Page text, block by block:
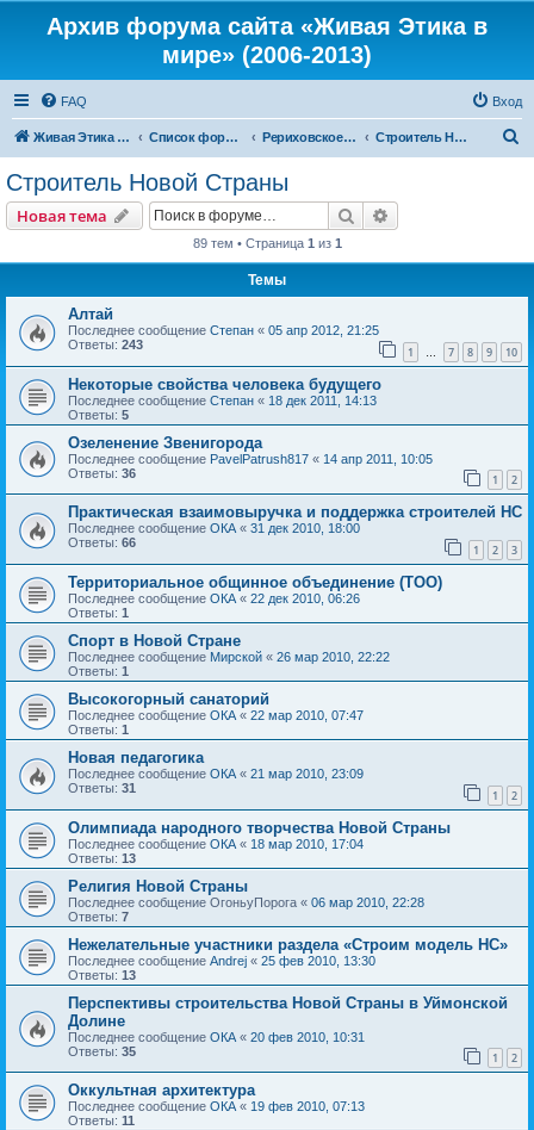
Архив форума сайта «Живая Этика в
мире» (2006-2013)
FAQ Вход
Живая Этика в мире Список форумов Рериховское Движение Строитель Новой Страны
Строитель Новой Страны
Новая тема Поиск
89 тем • Страница 1 из 1
Темы
Алтай
Последнее сообщение Степан « 05 апр 2012, 21:25
Ответы: 243 1 … 7 8 9 10
Некоторые свойства человека будущего
Последнее сообщение Степан « 18 дек 2011, 14:13
Ответы: 5
Озеленение Звенигорода
Последнее сообщение PavelPatrush817 « 14 апр 2011, 10:05
Ответы: 36 1 2
Практическая взаимовыручка и поддержка строителей НС
Последнее сообщение ОКА « 31 дек 2010, 18:00
Ответы: 66 1 2 3
Территориальное общинное объединение (ТОО)
Последнее сообщение ОКА « 22 дек 2010, 06:26
Ответы: 1
Спорт в Новой Стране
Последнее сообщение Мирской « 26 мар 2010, 22:22
Ответы: 1
Высокогорный санаторий
Последнее сообщение ОКА « 22 мар 2010, 07:47
Ответы: 1
Новая педагогика
Последнее сообщение ОКА « 21 мар 2010, 23:09
Ответы: 31 1 2
Олимпиада народного творчества Новой Страны
Последнее сообщение ОКА « 18 мар 2010, 17:04
Ответы: 13
Религия Новой Страны
Последнее сообщение ОгоньуПорога « 06 мар 2010, 22:28
Ответы: 7
Нежелательные участники раздела «Строим модель НС»
Последнее сообщение Andrej « 25 фев 2010, 13:30
Ответы: 13
Перспективы строительства Новой Страны в Уймонской
Долине
Последнее сообщение ОКА « 20 фев 2010, 10:31
Ответы: 35 1 2
Оккультная архитектура
Последнее сообщение ОКА « 19 фев 2010, 07:13
Ответы: 11